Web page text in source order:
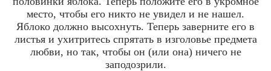
место, чтобы его никто не увидел и не нашел.
Яблоко должно высохнуть. Теперь заверните его в
листья и ухитритесь спрятать в изголовье предмета
любви, но так, чтобы он (или она) ничего не
заподозрили.